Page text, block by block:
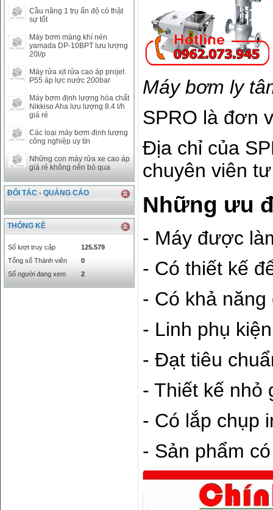
NOK
0
2658.47
RMB
RUB
0
418.79
SAR
0
6457
Cầu nâng 1 trụ ấn độ có thật
sự tốt
Máy bơm màng khí nén
yamada DP-10BPT lưu lượng
20l/p
Máy rửa xịt rửa cao áp projet
P55 áp lực nước 200bar
Máy bơm định lượng hóa chất
Nikkiso Aha lưu lượng 8.4 l/h
giá rẻ
Các loại máy bơm định lượng
công nghiệp uy tín
Những con máy rửa xe cao áp
giá rẻ không nên bỏ qua
ĐỐI TÁC - QUẢNG CÁO
THỐNG KÊ
Số lượt truy cập
125.579
Tổng số Thành viên
0
Số người đang xem
2
Máy bơm ly
SPRO là đơn
Địa chỉ của
chuyên viên
Những ưu
- Máy được
- Có thiết kế
- Có khả
- Linh phụ
- Đạt tiêu
- Thiết kế nhỏ
- Có lắp chụp
- Sản phẩm